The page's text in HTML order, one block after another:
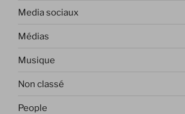
Media sociaux
Médias
Musique
Non classé
People